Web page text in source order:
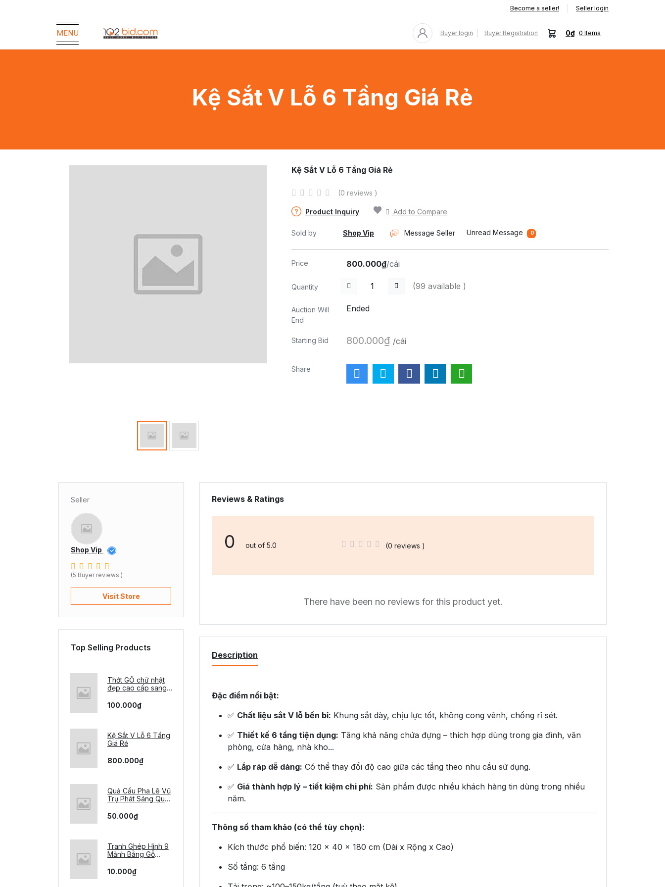
Become a seller! Seller login
MENU Buyer login Buyer Registration 0₫ 0 Items
Kệ Sắt V Lỗ 6 Tầng Giá Rẻ
Kệ Sắt V Lỗ 6 Tầng Giá Rẻ
(0 reviews )
Product Inquiry Add to Compare
Sold by Shop Vip Message Seller Unread Message 0
Price 800.000₫/cái
Quantity (99 available )
Auction Will
End
Ended
Starting Bid 800.000₫ /cái
Share
Seller
Shop Vip
(5 Buyer reviews )
Visit Store
Top Selling Products
Thớt GỖ chữ nhật
đẹp cao cấp sang
100.000₫
Kệ Sắt V Lỗ 6 Tầng
Giá Rẻ
800.000₫
Quả Cầu Pha Lê Vũ
Trụ Phát Sáng Quả
Trong Suốt Decor
Trang Trí Nhà Cửa
50.000₫
Tranh Ghép Hình 9
Mảnh Bằng Gỗ
Chơi Xếp Hình Giúp
Bé Kích Thích Sáng
10.000₫
Reviews & Ratings
0 out of 5.0 (0 reviews )
There have been no reviews for this product yet.
Description
Đặc điểm nổi bật:
✅ Chất liệu sắt V lỗ bền bỉ: Khung sắt dày, chịu lực tốt, không cong vênh, chống rỉ sét.
✅ Thiết kế 6 tầng tiện dụng: Tăng khả năng chứa đựng – thích hợp dùng trong gia đình, văn
phòng, cửa hàng, nhà kho...
✅ Lắp ráp dễ dàng: Có thể thay đổi độ cao giữa các tầng theo nhu cầu sử dụng.
✅ Giá thành hợp lý – tiết kiệm chi phí: Sản phẩm được nhiều khách hàng tin dùng trong nhiều
năm.
Thông số tham khảo (có thể tùy chọn):
Kích thước phổ biến: 120 x 40 x 180 cm (Dài x Rộng x Cao)
Số tầng: 6 tầng